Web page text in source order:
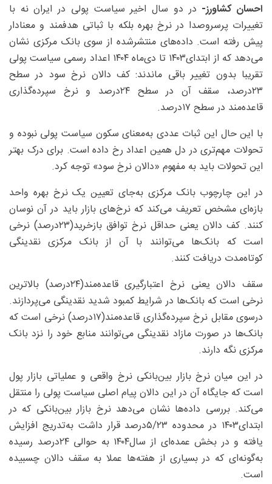
احسان کشاورز- در دو سال اخیر سیاست پولی در ایران نه با
تغییرات پرسر‌و‌صدا در نرخ بهره بلکه با ثباتی هدفمند و معنادار
پیش رفته است. داده‌های منتشرشده از سوی بانک مرکزی نشان
می‌دهد که از ابتدای۱۴۰۳ تا دی‌ماه ۱۴۰۴ اعداد رسمی سیاست پولی
تقریبا بدون تغییر باقی ماندند: کف دالان نرخ سود در سطح
۲۳‌درصد، سقف آن در سطح ۲۴درصد و نرخ سپرده‌گذاری
قاعده‌مند در سطح ۱۷‌درصد.
با این حال این ثبات عددی به‌معنای سکون سیاست پولی نبوده و
تحولات مهم‌تری در دل همین اعداد رخ داده است. برای درک بهتر
این تحولات باید به مفهوم «دالان نرخ سود» توجه کرد.
در این چارچوب بانک مرکزی به‌جای تعیین یک نرخ بهره واحد
بازه‌ای مشخص تعریف می‌کند که نرخ‌های بازار باید در آن نوسان
کنند. کف دالان یعنی حداقل نرخ توافق بازخرید(۲۳‌درصد) نرخی
است که بانک‌ها می‌توانند با آن از بانک مرکزی نقدینگی
کوتاه‌مدت دریافت کنند.
سقف دالان یعنی نرخ اعتبارگیری قاعده‌مند(۲۴‌درصد) بالاترین
نرخی است که بانک‌ها در شرایط کمبود شدید نقدینگی می‌پردازند.
درسوی مقابل نرخ سپرده‌گذاری قاعده‌مند(۱۷‌درصد) نرخی است که
بانک‌ها در صورت مازاد نقدینگی می‌توانند منابع خود را نزد بانک
مرکزی نگه دارند.
در این میان نرخ بازار بین‌بانکی نرخ واقعی و عملیاتی بازار پول
است که جایگاه آن در این دالان پیام اصلی سیاست پولی را منتقل
می‌کند. بررسی داده‌ها نشان می‌دهد نرخ بازار بین‌بانکی که در
ابتدای‌۱۴۰۳ در محدوده ۵/۲۳درصد قرار داشت به‌تدریج افزایش
یافته و در بخش عمده‌ای از سال۱۴۰۴ به حوالی ۲۴‌درصد رسیده
به‌گونه‌ای که در بسیاری از هفته‌ها عملا به سقف دالان چسبیده
است.